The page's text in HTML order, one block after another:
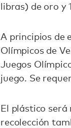
libras) de oro y
A principios de
Olímpicos de
Juegos
juego. Se
El plástico será
recolección